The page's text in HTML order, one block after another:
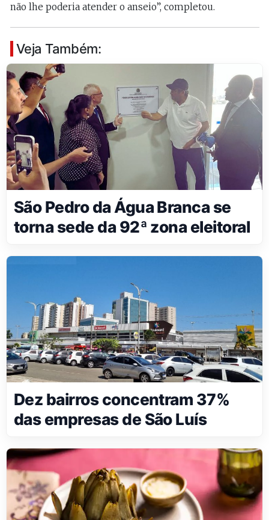
não lhe poderia atender o anseio”, completou.
Veja Também:
São Pedro da Água Branca se
torna sede da 92ª zona eleitoral
Dez bairros concentram 37%
das empresas de São Luís